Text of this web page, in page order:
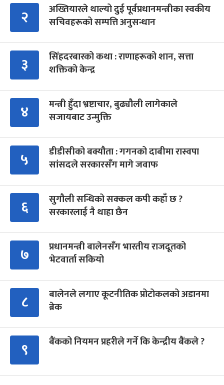
२
अख्तियारले थाल्यो दुई पूर्वप्रधानमन्त्रीका स्वकीय
सचिवहरूको सम्पत्ति अनुसन्धान
३
सिंहदरबारको कथा : राणाहरूको शान, सत्ता
शक्तिको केन्द्र
४
मन्त्री हुँदा भ्रष्टाचार, बुढ्यौली लागेकाले
सजायबाट उन्मुक्ति
५
डीडीसीको बक्यौता : गगनको दाबीमा रास्वपा
सांसदले सरकारसँग मागे जवाफ
६
सुगौली सन्धिको सक्कल कपी कहाँ छ ?
सरकारलाई नै थाहा छैन
७
प्रधानमन्त्री बालेनसँग भारतीय राजदूतको
भेटवार्ता सकियो
८
बालेनले लगाए कूटनीतिक प्रोटोकलको अडानमा
ब्रेक
९ बैंकको नियमन प्रहरीले गर्ने कि केन्द्रीय बैंकले ?